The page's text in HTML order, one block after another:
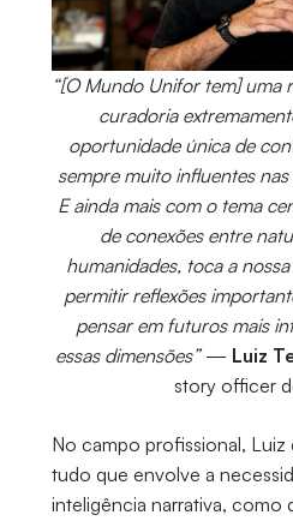
“[O Mundo Unifor tem] uma
curadoria
oportunidade única de
sempre muito influentes
E ainda mais com o tema
de conexões entre
humanidades, toca a
permitir reflexões
pensar em futuros mais
essas dimensões”— Luiz
story officer
No campo profissional, Luiz
tudo que envolve a
inteligência narrativa,